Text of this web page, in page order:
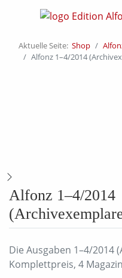
Aktuelle Seite: Shop
Alfonz 1–4/2014
Alfonz 1–4/2014
Die Ausgaben 1–4/2014
Komplettpreis, 4